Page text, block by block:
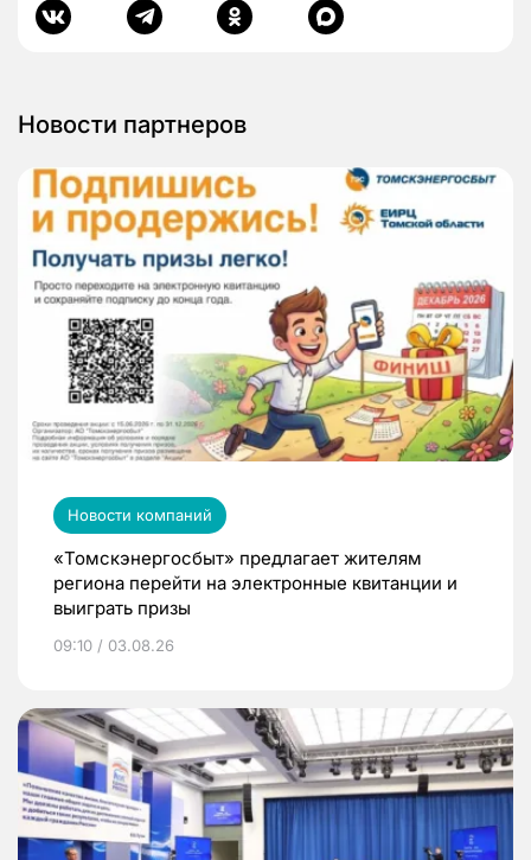
Новости партнеров
Новости компаний
«Томскэнергосбыт» предлагает жителям
региона перейти на электронные квитанции и
выиграть призы
09:10 / 03.08.26